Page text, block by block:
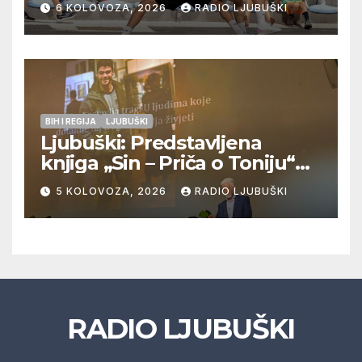
Veljaci i Cerno/Crnopod u
doigravanju, Grljevići završili
natjecanje
6 KOLOVOZA, 2026 RADIO LJUBUŠKI
BIH I REGIJA LJUBUŠKI
Ljubuški: Predstavljena
knjiga „Sin – Priča o Toniju“
dr. sc. Zdenka Hercega
5 KOLOVOZA, 2026 RADIO LJUBUŠKI
RADIO LJUBUŠKI